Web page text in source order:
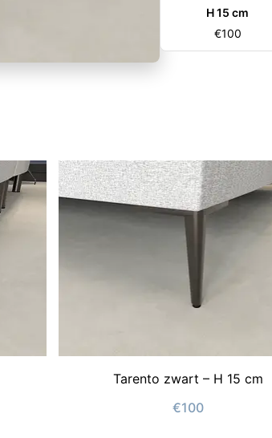
H 15 cm
€100
Tarento zwart – H 15 cm
€100